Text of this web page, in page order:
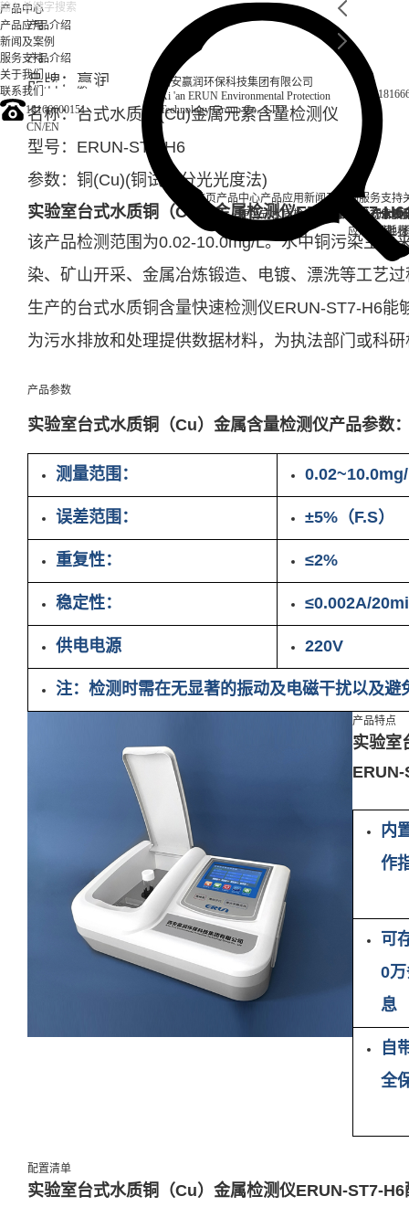
西安赢润环保科技集团有限公司
Xi 'an ERUN Environmental Protection
Technology Group Co., LTD
首页产品中心
便携式水质检测仪
实验室台式水质
试剂耗材
产品应用
循环冷却水饮
地
新闻及案例
企业资讯行业资
应用案例
服务支持
售后
产品中心
产品应用
新闻及案例
服务支持
关于我们
联系我们
18166600151
CN/EN
产品介绍
产品介绍
品牌：赢润
名称：台式水质铜(Cu)金属元素含量检测仪
型号：ERUN-ST7-H6
参数：铜(Cu)(铜试剂分光光度法)
实验室台式水质铜（Cu）金属检测仪ERUN-ST7-H6
该产品检测范围为0.02-10.0mg/L。水中铜污染主要
染、矿山开采、金属冶炼锻造、电镀、漂洗等工艺
生产的台式水质铜含量快速检测仪ERUN-ST7-H6能
为污水排放和处理提供数据材料，为执法部门或科
产品参数
实验室台式水质铜（Cu）金属含量检测仪产品参数
测量范围：
误差范围： ±5%（F.S）
重复性： ≤2%
稳定性： ≤0.002A/
供电电源 220V
注：检测时需在无显著的振动及电磁干扰以及避
产品特点
实验室
内
作
可
0
息
自
全
配置清单
实验室台式水质铜（Cu）金属检测仪ERUN-ST7-H6